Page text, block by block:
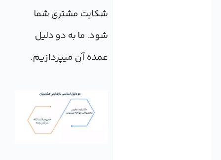
شکایت مشتری شما
شود. ما به دو دلیل
عمده آن می‎پردازیم.